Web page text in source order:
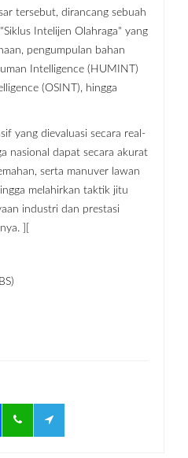
tersebut, dirancang sebuah
Intelijen Olahraga" yang
pengumpulan bahan
Intelligence (HUMINT)
(OSINT), hingga
yang dievaluasi secara real-
nasional dapat secara akurat
serta manuver lawan
melahirkan taktik jitu
industri dan prestasi
][